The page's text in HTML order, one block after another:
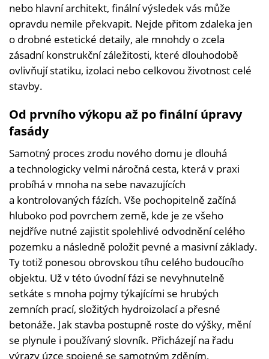
nebo hlavní architekt, finální výsledek vás může
opravdu nemile překvapit. Nejde přitom zdaleka jen
o drobné estetické detaily, ale mnohdy o zcela
zásadní konstrukční záležitosti, které dlouhodobě
ovlivňují statiku, izolaci nebo celkovou životnost celé
stavby.
Od prvního výkopu až po finální úpravy
fasády
Samotný proces zrodu nového domu je dlouhá
a technologicky velmi náročná cesta, která v praxi
probíhá v mnoha na sebe navazujících
a kontrolovaných fázích. Vše pochopitelně začíná
hluboko pod povrchem země, kde je ze všeho
nejdříve nutné zajistit spolehlivé odvodnění celého
pozemku a následně položit pevné a masivní základy.
Ty totiž ponesou obrovskou tíhu celého budoucího
objektu. Už v této úvodní fázi se nevyhnutelně
setkáte s mnoha pojmy týkajícími se hrubých
zemních prací, složitých hydroizolací a přesné
betonáže. Jak stavba postupně roste do výšky, mění
se plynule i používaný slovník. Přicházejí na řadu
výrazy úzce spojené se samotným zděním,